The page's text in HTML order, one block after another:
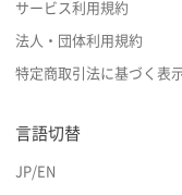
サービス利用規約
法人・団体利用規約
特定商取引法に基づく表
言語切替
JP/EN